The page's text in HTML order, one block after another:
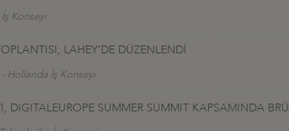
Konseyi
LAHEY’DE DÜZENLENDİ
- Hollanda İş Konseyi
SUMMER SUMMIT KAPSAMINDA